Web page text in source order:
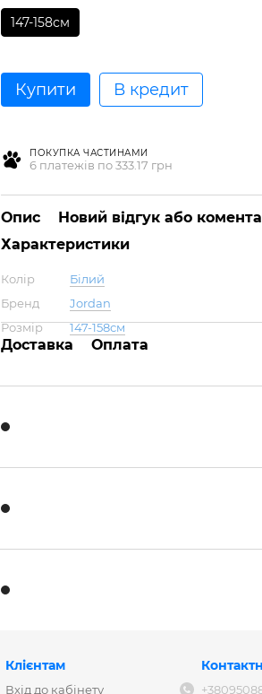
147-158см
Купити В кредит
ПОКУПКА ЧАСТИНАМИ
6 платежів по 333.17 грн
Опис
Новий відгук або
Характеристики
Колір
Білий
Бренд
Jordan
Розмір
147-158см
Доставка Оплата
Клієнтам
Вхід до кабінету